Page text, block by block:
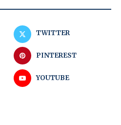
TWITTER
PINTEREST
YOUTUBE